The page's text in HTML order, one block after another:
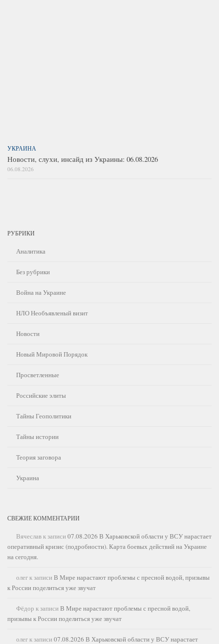
УКРАИНА
Новости, слухи, инсайд из Украины: 06.08.2026
06.08.2026
РУБРИКИ
Аналитика
Без рубрики
Война на Украине
НЛО Необъявленый визит
Новости
Новый Мировой Порядок
Просветленные
Российские элиты
Тайны Геополитики
Тайны истории
Теория заговора
Украина
СВЕЖИЕ КОММЕНТАРИИ
Вячеславк записи 07.08.2026 В Харьковской области у ВСУ нарастает
оперативный кризис (подробности). Карта боевых действий на Украине
на сегодня.
олегк записи В Мире нарастают проблемы с пресной водой, призывы
к России поделиться уже звучат
Фёдор к записи В Мире нарастают проблемы с пресной водой,
призывы к России поделиться уже звучат
олегк записи 07.08.2026 В Харьковской области у ВСУ нарастает